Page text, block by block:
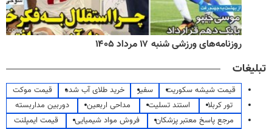
روزنامه‌های ورزشی شنبه ۱۷ مرداد ۱۴۰۵
تبلیغات
قیمت شیشه سکوریت سفیر خرید طلای آب شده
قیمت موکت
تور کربلا
استند تسلیت مداحی اربعین
دوربین مداربسته
مرجع پاسخ معتبر پزشکان
فروش مواد شیمیایی
قیمت ایمپلنت